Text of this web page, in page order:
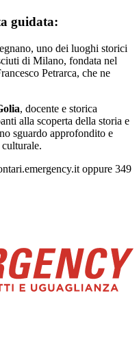
guidata:
uno dei luoghi storici
di Milano, fondata nel
Petrarca, che ne
, docente e storica
alla scoperta della storia e
sguardo approfondito e
oppure 349